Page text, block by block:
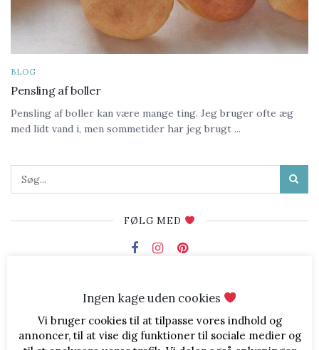
BLOG
Pensling af boller
Pensling af boller kan være mange ting. Jeg bruger ofte æg
med lidt vand i, men sommetider har jeg brugt ...
FØLG MED
FØLG MED
The Instagram Access Token is expired, Go to the Customizer > JNews
: Social, Like & View > Instagram Feed Setting, to refresh it.
Ingen kage uden cookies
Vi bruger cookies til at tilpasse vores indhold og
annoncer, til at vise dig funktioner til sociale medier og